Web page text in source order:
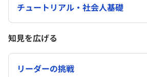
チュートリアル・社会人基礎
知見を広げる
リーダーの挑戦